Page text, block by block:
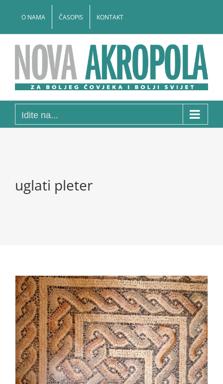
O NAMA ČASOPIS KONTAKT
Idite na...
uglati pleter